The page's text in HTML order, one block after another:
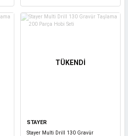
TÜKENDİ
STAYER
Stayer Multi Drill 130 Gravür